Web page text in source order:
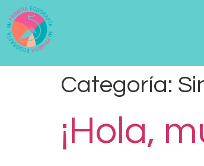
Categoría:
¡Hola,